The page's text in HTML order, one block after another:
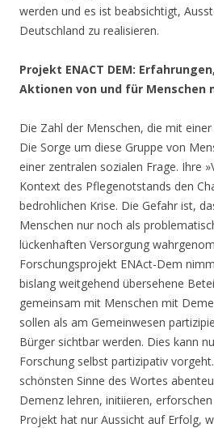
werden und es ist beabsichtigt,
Deutschland zu realisieren.
Projekt ENACT DEM:
Aktionen von und für Menschen
Die Zahl der Menschen, die mit
Die Sorge um diese Gruppe von
einer zentralen sozialen Frage. Ihre
Kontext des Pflegenotstands den
bedrohlichen Krise. Die Gefahr ist,
Menschen nur noch als
lückenhaften Versorgung
Forschungsprojekt ENAct-Dem
bislang weitgehend übersehene
gemeinsam mit Menschen mit
sollen als am Gemeinwesen
Bürger sichtbar werden. Dies kann
Forschung selbst partizipativ
schönsten Sinne des Wortes
Demenz lehren, initiieren,
Projekt hat nur Aussicht auf Erfolg,